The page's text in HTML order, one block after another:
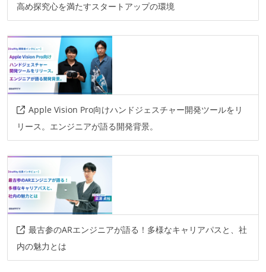
高め探究心を満たすスタートアップの環境
Apple Vision Pro向けハンドジェスチャー開発ツールをリ
リース。エンジニアが語る開発背景。
最古参のARエンジニアが語る！多様なキャリアパスと、社
内の魅力とは